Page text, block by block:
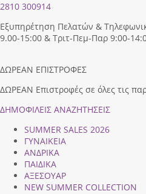
2810 300914
Εξυπηρέτηση Πελατών &
9.00-15:00 & Τριτ-Πεμ-Παρ 9:00-
ΔΩΡΕΑΝ ΕΠΙΣΤΡΟΦΕΣ
ΔΩΡΕΑΝ Επιστροφές σε όλες τις
ΔΗΜΟΦΙΛEIΣ ΑΝΑΖΗΤΗΣΕΙΣ
SUMMER SALES 2026
ΓΥΝΑΙΚΕΙΑ
ΑΝΔΡΙΚΑ
ΠΑΙΔΙΚΑ
ΑΞΕΣΟΥΑΡ
NEW SUMMER COLLECTION